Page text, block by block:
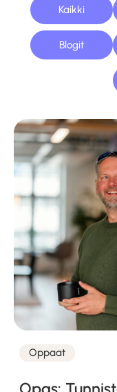
Kaikki
Blogit
Kategoriat
Oppaat